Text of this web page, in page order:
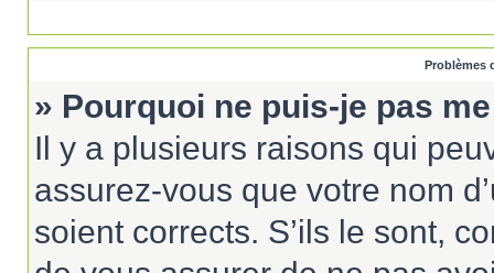
Problèmes
» Pourquoi ne puis-je pas
Il y a plusieurs raisons qui
assurez-vous que votre nom
soient corrects. S’ils le sont,